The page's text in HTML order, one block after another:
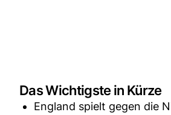
Das Wichtigste in Kürze
England spielt gegen die